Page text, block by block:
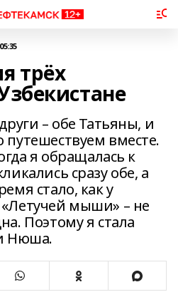
трёх
– обе Татьяны, и
вместе.
я обращалась к
сразу обе, а
стало, как у
мыши» – не
Поэтому я стала
Нюша.